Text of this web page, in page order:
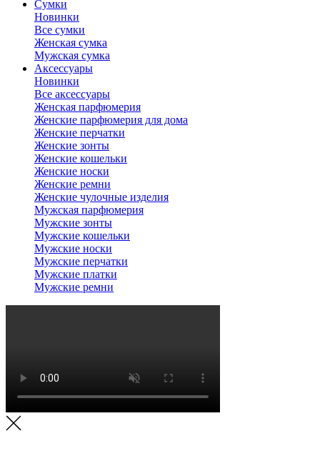
Сумки
Новинки
Все сумки
Женская сумка
Мужская сумка
Аксессуары
Новинки
Все аксессуары
Женская парфюмерия
Женские парфюмерия для дома
Женские перчатки
Женские зонты
Женские кошельки
Женские носки
Женские ремни
Женские чулочные изделия
Мужская парфюмерия
Мужские зонты
Мужские кошельки
Мужские носки
Мужские перчатки
Мужские платки
Мужские ремни